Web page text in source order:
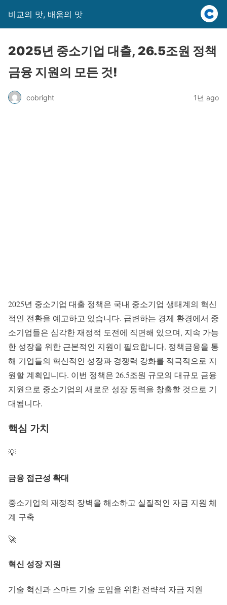
비교의 맛, 배움의 맛
2025년 중소기업 대출, 26.5조원 정책
금융 지원의 모든 것!
cobright 1년 ago
2025년 중소기업 대출 정책은 국내 중소기업 생태계의 혁신
적인 전환을 예고하고 있습니다. 급변하는 경제 환경에서 중
소기업들은 심각한 재정적 도전에 직면해 있으며, 지속 가능
한 성장을 위한 근본적인 지원이 필요합니다. 정책금융을 통
해 기업들의 혁신적인 성장과 경쟁력 강화를 적극적으로 지
원할 계획입니다. 이번 정책은 26.5조원 규모의 대규모 금융
지원으로 중소기업의 새로운 성장 동력을 창출할 것으로 기
대됩니다.
핵심 가치
💡
금융 접근성 확대
중소기업의 재정적 장벽을 해소하고 실질적인 자금 지원 체
계 구축
🚀
혁신 성장 지원
기술 혁신과 스마트 기술 도입을 위한 전략적 자금 지원